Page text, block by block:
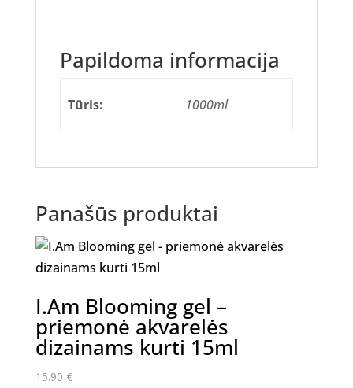
Papildoma informacija
Tūris: 1000ml
Panašūs produktai
I.Am Blooming gel –
priemonė akvarelės
dizainams kurti 15ml
15.90 €